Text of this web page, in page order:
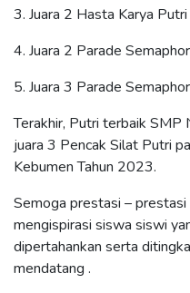
3. Juara 2 Hasta Karya Putri
4. Juara 2 Parade
5. Juara 3 Parade
Terakhir, Putri terbaik SMP
juara 3 Pencak Silat Putri
Kebumen Tahun 2023.
Semoga prestasi –
mengispirasi siswa siswi
dipertahankan serta
mendatang .